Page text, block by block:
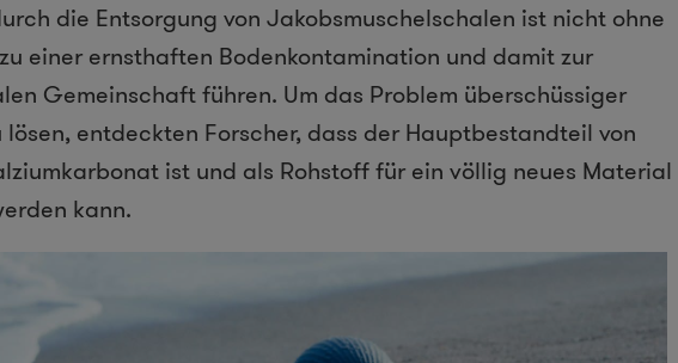
die Entsorgung von Jakobsmuschelschalen ist nicht ohne
einer ernsthaften Bodenkontamination und damit zur
Gemeinschaft führen. Um das Problem überschüssiger
lösen, entdeckten Forscher, dass der Hauptbestandteil von
ist und als Rohstoff für ein völlig neues Material
kann.